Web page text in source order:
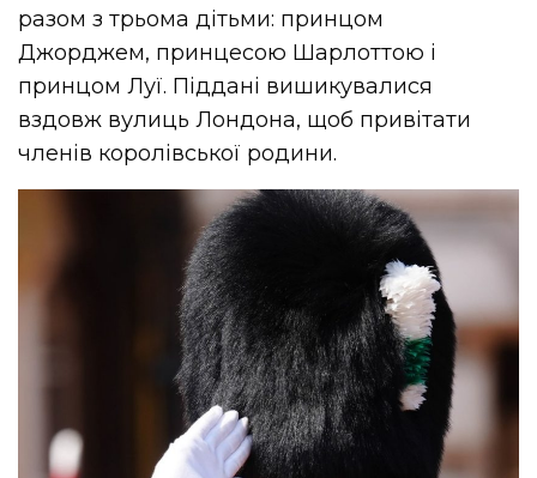
разом з трьома дітьми: принцом
Джорджем, принцесою Шарлоттою і
принцом Луї. Піддані вишикувалися
вздовж вулиць Лондона, щоб привітати
членів королівської родини.